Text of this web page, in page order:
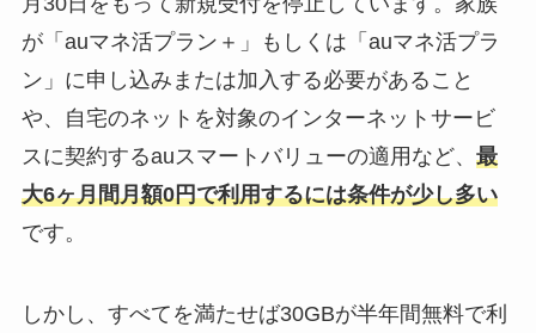
が「auマネ活プラン＋」もしくは「auマネ活プラ
ン」に申し込みまたは加入する必要があること
や、自宅のネットを対象のインターネットサービ
スに契約するauスマートバリューの適用など、 最
大6ヶ月間月額0円で利用するには条件が少し多い
です。
しかし、すべてを満たせば30GBが半年間無料で利